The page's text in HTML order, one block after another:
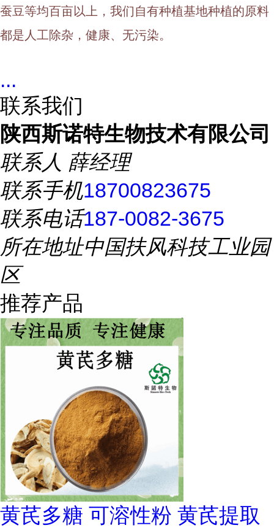
蚕豆等均百亩以上，我们自有种植基地种植的原料
都是人工除杂，健康、无污染。
...
联系我们
陕西斯诺特生物技术有限公司
联系人 薛经理
联系手机18700823675
联系电话187-0082-3675
所在地址中国扶风科技工业园
区
推荐产品
黄芪多糖 可溶性粉 黄芪提取